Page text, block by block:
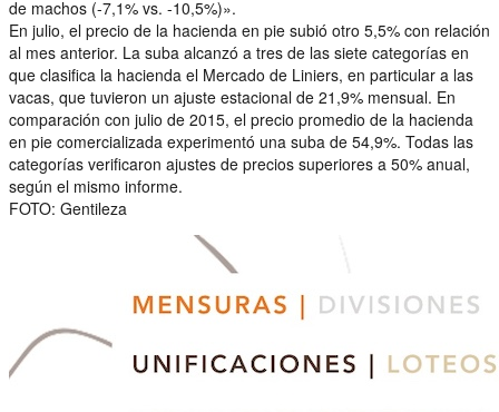
de machos (-7,1% vs. -10,5%)».
En julio, el precio de la hacienda en pie subió otro 5,5% con relación
al mes anterior. La suba alcanzó a tres de las siete categorías en
que clasifica la hacienda el Mercado de Liniers, en particular a las
vacas, que tuvieron un ajuste estacional de 21,9% mensual. En
comparación con julio de 2015, el precio promedio de la hacienda
en pie comercializada experimentó una suba de 54,9%. Todas las
categorías verificaron ajustes de precios superiores a 50% anual,
según el mismo informe.
FOTO: Gentileza